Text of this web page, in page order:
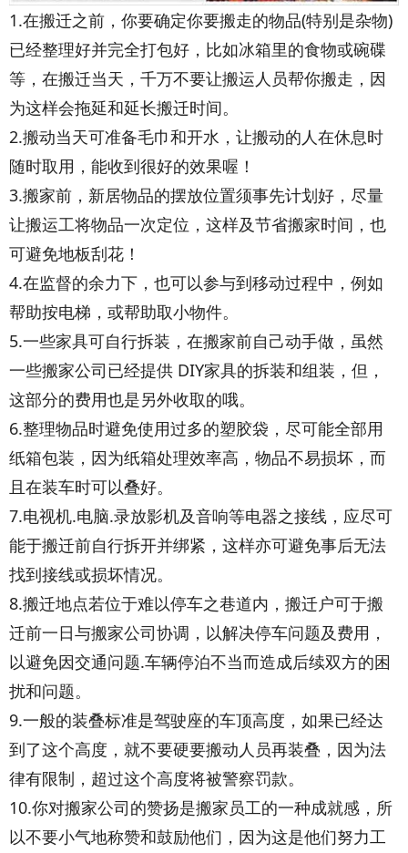
1.在搬迁之前，你要确定你要搬走的物品(特别是杂物)
已经整理好并完全打包好，比如冰箱里的食物或碗碟
等，在搬迁当天，千万不要让搬运人员帮你搬走，因
为这样会拖延和延长搬迁时间。
2.搬动当天可准备毛巾和开水，让搬动的人在休息时
随时取用，能收到很好的效果喔！
3.搬家前，新居物品的摆放位置须事先计划好，尽量
让搬运工将物品一次定位，这样及节省搬家时间，也
可避免地板刮花！
4.在监督的余力下，也可以参与到移动过程中，例如
帮助按电梯，或帮助取小物件。
5.一些家具可自行拆装，在搬家前自己动手做，虽然
一些搬家公司已经提供 DIY家具的拆装和组装，但，
这部分的费用也是另外收取的哦。
6.整理物品时避免使用过多的塑胶袋，尽可能全部用
纸箱包装，因为纸箱处理效率高，物品不易损坏，而
且在装车时可以叠好。
7.电视机.电脑.录放影机及音响等电器之接线，应尽可
能于搬迁前自行拆开并绑紧，这样亦可避免事后无法
找到接线或损坏情况。
8.搬迁地点若位于难以停车之巷道内，搬迁户可于搬
迁前一日与搬家公司协调，以解决停车问题及费用，
以避免因交通问题.车辆停泊不当而造成后续双方的困
扰和问题。
9.一般的装叠标准是驾驶座的车顶高度，如果已经达
到了这个高度，就不要硬要搬动人员再装叠，因为法
律有限制，超过这个高度将被警察罚款。
10.你对搬家公司的赞扬是搬家员工的一种成就感，所
以不要小气地称赞和鼓励他们，因为这是他们努力工